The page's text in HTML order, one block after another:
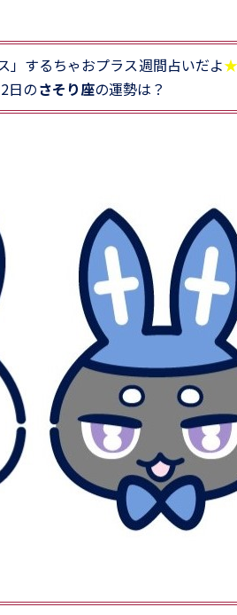
」するちゃおプラス週間占いだよ
日のさそり座の運勢は？